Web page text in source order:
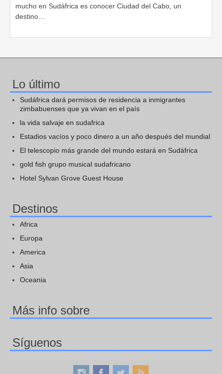
mucho en Sudáfrica es conocer Ciudad del Cabo, un
destino…
Lo último
Sudáfrica dará permisos de residencia a inmigrantes
zimbabuenses que ya vivan en el país
la vida salvaje en sudafrica
Estadios vacíos y poco dinero a un año después del mundial
El telescopio más grande del mundo estará en Sudáfrica
gold fish grupo musical sudafricano
Hotel Sylvan Grove Guest House
Destinos
Africa
Europa
America
Asia
Oceania
Más info sobre
Síguenos